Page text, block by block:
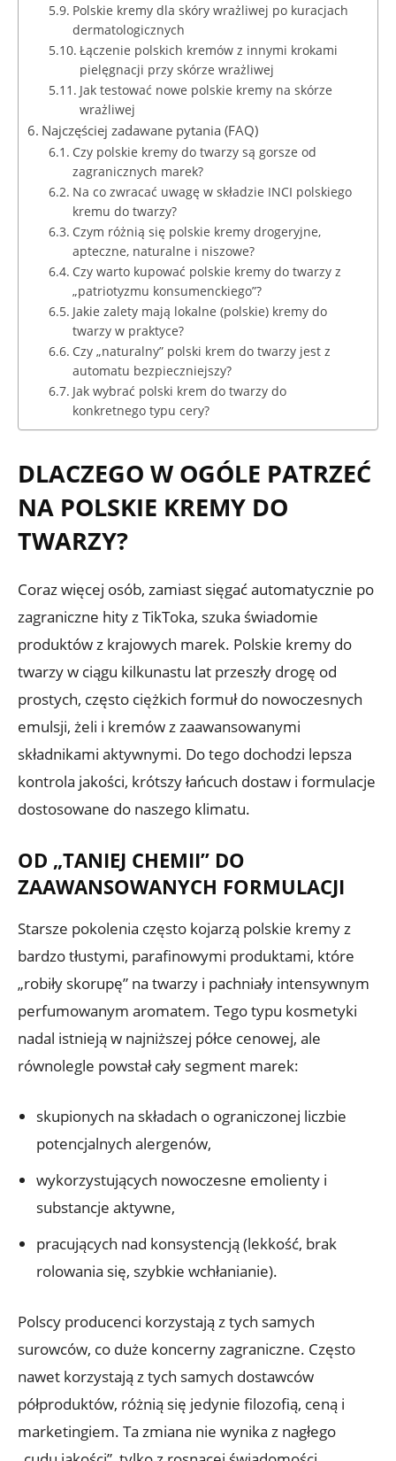
Polskie kremy dla skóry wrażliwej po kuracjach
dermatologicznych
Łączenie polskich kremów z innymi krokami
pielęgnacji przy skórze wrażliwej
Jak testować nowe polskie kremy na skórze
wrażliwej
Najczęściej zadawane pytania (FAQ)
Czy polskie kremy do twarzy są gorsze od
zagranicznych marek?
Na co zwracać uwagę w składzie INCI polskiego
kremu do twarzy?
Czym różnią się polskie kremy drogeryjne,
apteczne, naturalne i niszowe?
Czy warto kupować polskie kremy do twarzy z
„patriotyzmu konsumenckiego”?
Jakie zalety mają lokalne (polskie) kremy do
twarzy w praktyce?
Czy „naturalny” polski krem do twarzy jest z
automatu bezpieczniejszy?
Jak wybrać polski krem do twarzy do
konkretnego typu cery?
DLACZEGO W OGÓLE PATRZEĆ
NA POLSKIE KREMY DO
TWARZY?
Coraz więcej osób, zamiast sięgać automatycznie po
zagraniczne hity z TikToka, szuka świadomie
produktów z krajowych marek. Polskie kremy do
twarzy w ciągu kilkunastu lat przeszły drogę od
prostych, często ciężkich formuł do nowoczesnych
emulsji, żeli i kremów z zaawansowanymi
składnikami aktywnymi. Do tego dochodzi lepsza
kontrola jakości, krótszy łańcuch dostaw i formulacje
dostosowane do naszego klimatu.
OD „TANIEJ CHEMII” DO
ZAAWANSOWANYCH FORMULACJI
Starsze pokolenia często kojarzą polskie kremy z
bardzo tłustymi, parafinowymi produktami, które
„robiły skorupę” na twarzy i pachniały intensywnym
perfumowanym aromatem. Tego typu kosmetyki
nadal istnieją w najniższej półce cenowej, ale
równolegle powstał cały segment marek:
skupionych na składach o ograniczonej liczbie
potencjalnych alergenów,
wykorzystujących nowoczesne emolienty i
substancje aktywne,
pracujących nad konsystencją (lekkość, brak
rolowania się, szybkie wchłanianie).
Polscy producenci korzystają z tych samych
surowców, co duże koncerny zagraniczne. Często
nawet korzystają z tych samych dostawców
półproduktów, różnią się jedynie filozofią, ceną i
marketingiem. Ta zmiana nie wynika z nagłego